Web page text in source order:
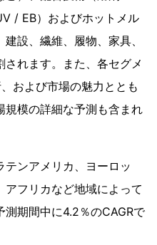
/ EB）およびホットメル
設、繊維、履物、家具、
れます。また、各セグメ
および市場の魅力ととも
規模の詳細な予測も含まれ
ンアメリカ、ヨーロッ
フリカなど地域によって
期間中に4.2％のCAGRで